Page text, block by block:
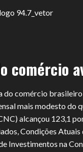
comércio
do comércio
mais modesto do
alcançou 123,1
Condições
Investimentos na